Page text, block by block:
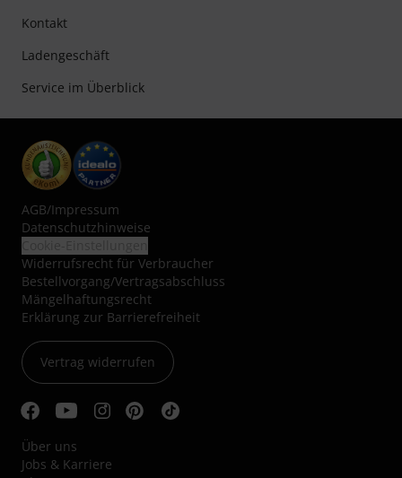
Kontakt
Ladengeschäft
Service im Überblick
AGB/Impressum
Datenschutzhinweise
Widerrufsrecht für Verbraucher
Bestellvorgang/Vertragsabschluss
Mängelhaftungsrecht
Erklärung zur Barrierefreiheit
Vertrag widerrufen
Über uns
Jobs & Karriere